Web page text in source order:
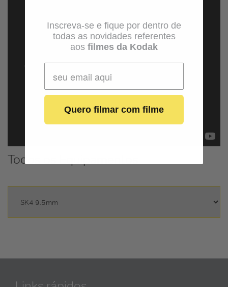
Todos os Equipamentos
Inscreva-se e fique por dentro de
todas as novidades referentes
aos filmes da Kodak
Quero filmar com filme